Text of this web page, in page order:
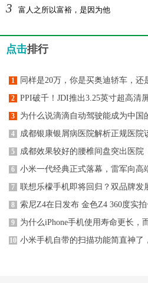
3 富人之所以富裕，是因为他
点击排行
1 同样是20万，你是买奥迪轿车，还
2 PPI破千！JDI推出3.25英寸超高清
3 为什么说滴滴自动驾驶能成为中国
4 成都银康银屑病医院解析正规医院
5 成都效果较好的腰椎间盘突出医院
6 小米一代经典正式落幕，雷军向高
7 联想乐檬手机即将回归？双品牌发
8 索尼Z4在日发布 金色Z4 360度实
9 为什么iPhone手机使用寿命更长，
10 小米手机自带的扫描功能简直神了